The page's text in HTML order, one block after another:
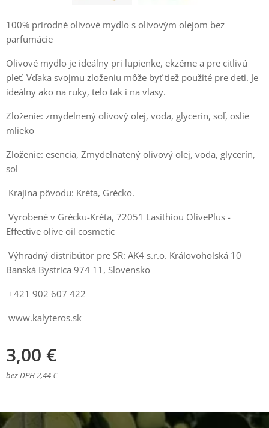
100% prírodné olivové mydlo s olivovým olejom bez
parfumácie
Olivové mydlo je ideálny pri lupienke, ekzéme a pre citlivú
pleť. Vďaka svojmu zloženiu môže byť tiež použité pre deti. Je
ideálny ako na ruky, telo tak i na vlasy.
Zloženie: zmydelnený olivový olej, voda, glycerín, soľ, oslie
mlieko
Zloženie: esencia, Zmydelnatený olivový olej, voda, glycerín,
sol
Krajina pôvodu: Kréta, Grécko.
Vyrobené v Grécku-Kréta, 72051 Lasithiou OlivePlus -
Effective olive oil cosmetic
Výhradný distribútor pre SR: AK4 s.r.o. Královoholská 10
Banská Bystrica 974 11, Slovensko
+421 902 607 422
www.kalyteros.sk
3,00 €
bez DPH 2,44 €